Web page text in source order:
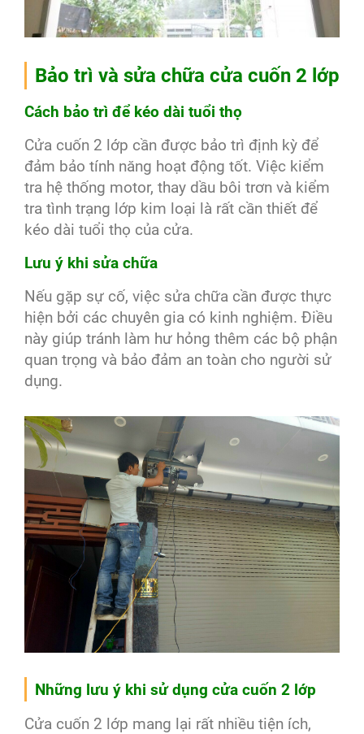
Bảo trì và sửa chữa cửa cuốn 2 lớp
Cách bảo trì để kéo dài tuổi thọ
Cửa cuốn 2 lớp cần được bảo trì định kỳ để
đảm bảo tính năng hoạt động tốt. Việc kiểm
tra hệ thống motor, thay dầu bôi trơn và kiểm
tra tình trạng lớp kim loại là rất cần thiết để
kéo dài tuổi thọ của cửa.
Lưu ý khi sửa chữa
Nếu gặp sự cố, việc sửa chữa cần được thực
hiện bởi các chuyên gia có kinh nghiệm. Điều
này giúp tránh làm hư hỏng thêm các bộ phận
quan trọng và bảo đảm an toàn cho người sử
dụng.
Những lưu ý khi sử dụng cửa cuốn 2 lớp
Cửa cuốn 2 lớp mang lại rất nhiều tiện ích,